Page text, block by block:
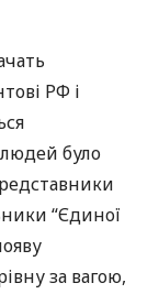
РФ і
було
“Єдиної
за вагою,